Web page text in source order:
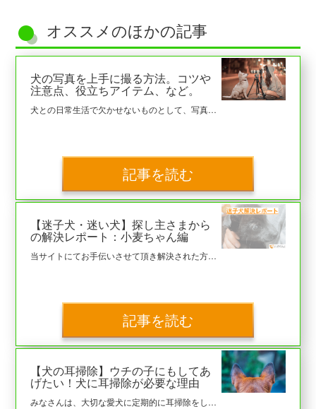
オススメのほかの記事
犬の写真を上手に撮る方法。コツや
注意点、役立ちアイテム、など。
犬との日常生活で欠かせないものとして、写真を撮ることがあります。 より多くの思い出を残すためにも上手に良い写真を撮ることは、必要不可欠なことの一つと言っても過言ではありません。 本稿では、犬の写真を撮る際についてお送りします。
記事を読む
【迷子犬・迷い犬】探し主さまから
の解決レポート：小麦ちゃん編
当サイトにてお手伝いさせて頂き解決された方の事後レポートになります。 ※本文は、寄稿いただいた方の原文をハピわん！にて最低限の校正をし掲載しております。 ◆ケース概要 ・寄稿主さま：迷子犬を探していた飼い主さま ・進捗：2021/5/28無事に解決済み（捜索期間：５日間） ・解決決め手：警察により保護
記事を読む
【犬の耳掃除】ウチの子にもしてあ
げたい！犬に耳掃除が必要な理由
みなさんは、大切な愛犬に定期的に耳掃除をしてあげてあげていますでしょうか。 本稿は犬の耳掃除について、必要な理由や方法などをまとめております。